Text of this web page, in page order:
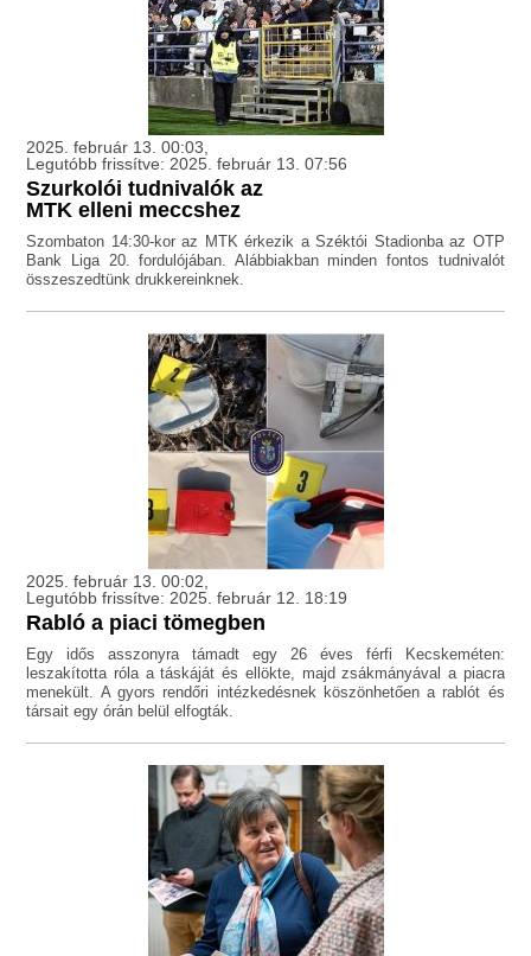
2025. február 13. 00:03,
Legutóbb frissítve: 2025. február 13. 07:56
Szurkolói tudnivalók az
MTK elleni meccshez
Szombaton 14:30-kor az MTK érkezik a Széktói Stadionba az OTP
Bank Liga 20. fordulójában. Alábbiakban minden fontos tudnivalót
összeszedtünk drukkereinknek.
2025. február 13. 00:02,
Legutóbb frissítve: 2025. február 12. 18:19
Rabló a piaci tömegben
Egy idős asszonyra támadt egy 26 éves férfi Kecskeméten:
leszakította róla a táskáját és ellökte, majd zsákmányával a piacra
menekült. A gyors rendőri intézkedésnek köszönhetően a rablót és
társait egy órán belül elfogták.